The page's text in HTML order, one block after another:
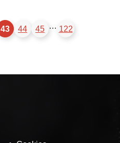
43 44 45 … 122